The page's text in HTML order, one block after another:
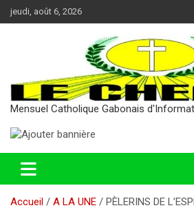
Aller
au
jeudi, août 6, 2026
Mensuel Catholique Gabonais
Accueil A LA UNE PÈLERINS DE